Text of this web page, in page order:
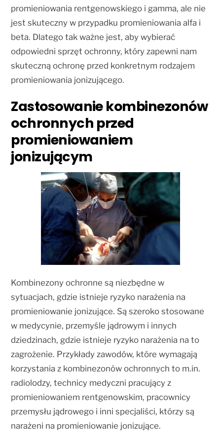
promieniowania rentgenowskiego i gamma, ale nie
jest skuteczny w przypadku promieniowania alfa i
beta. Dlatego tak ważne jest, aby wybierać
odpowiedni sprzęt ochronny, który zapewni nam
skuteczną ochronę przed konkretnym rodzajem
promieniowania jonizującego.
Zastosowanie kombinezonów
ochronnych przed
promieniowaniem
jonizującym
Kombinezony ochronne są niezbędne w
sytuacjach, gdzie istnieje ryzyko narażenia na
promieniowanie jonizujące. Są szeroko stosowane
w medycynie, przemyśle jądrowym i innych
dziedzinach, gdzie istnieje ryzyko narażenia na to
zagrożenie. Przykłady zawodów, które wymagają
korzystania z kombinezonów ochronnych to m.in.
radiolodzy, technicy medyczni pracujący z
promieniowaniem rentgenowskim, pracownicy
przemysłu jądrowego i inni specjaliści, którzy są
narażeni na promieniowanie jonizujące.